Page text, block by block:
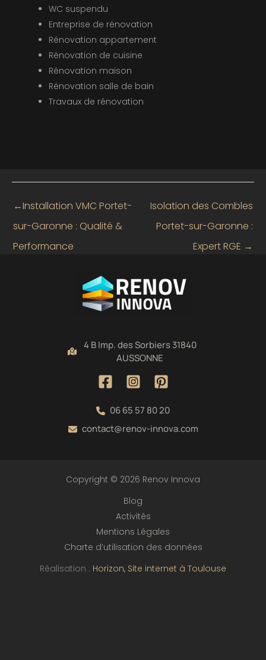
WC suspendu
Entreprise de rénovation
Rénovation appartement
Rénovation de cuisine
Rénovation maison
Rénovation salle de bain
Travaux de rénovation
←Installation VMC Portet-
sur-Garonne : Qualité &
Performance
Isolation des Combles
Portet-sur-Garonne :
Expert RGE →
4 B Imp. des Sorbiers 31840
AUSSONNE
06 65 57 80 20
contact@renov-innova.com
Copyright © 2026 Renov Innova
Blog
Activités
Mentions Légales
Charte d’utilisation des données
Réalisation : Horizon, Site internet à Toulouse